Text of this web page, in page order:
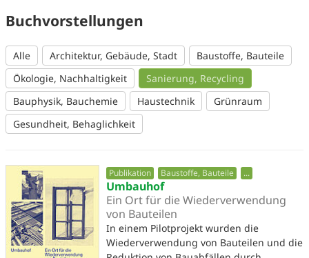
Buchvorstellungen
Alle Architektur, Gebäude, Stadt
Baustoffe, Bauteile
Ökologie, Nachhaltigkeit
Sanierung, Recycling
Bauphysik, Bauchemie
Haustechnik
Grünraum
Gesundheit, Behaglichkeit
Publikation Baustoffe, Bauteile ...
Umbauhof
Ein Ort für die Wiederverwendung
von Bauteilen
In einem Pilotprojekt wurden die
Wiederverwendung von Bauteilen und die